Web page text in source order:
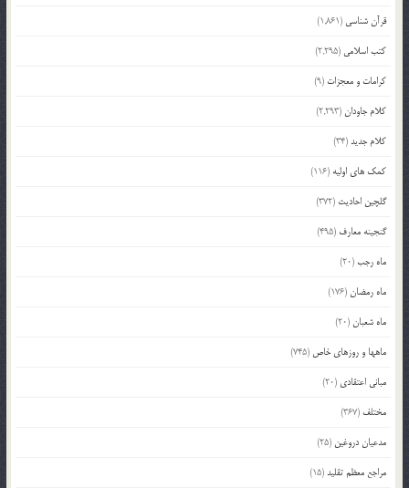
قرآن شناسی (1,861)
کتب اسلامی (2,295)
کرامات و معجزات (9)
کلام جاودان(2,293)
کلام جدید(34)
کمک های اولیه (116)
گلچین احادیث (372)
گنجینه معارف (495)
ماه رجب(20)
ماه رمضان(176)
ماه شعبان(20)
ماهها و روزهای خاص (745)
مبانی اعتقادی (20)
مختلف (367)
مدعیان دروغین (25)
مراجع معظم تقلید(15)